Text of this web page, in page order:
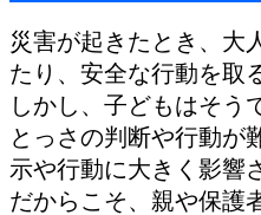
災害が起きたとき、大
たり、安全な行動を取
しかし、子どもはそう
とっさの判断や行動が
示や行動に大きく影響
だからこそ、親や保護